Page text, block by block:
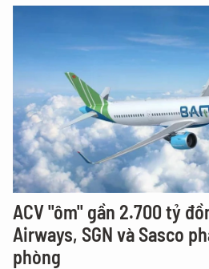
ACV "ôm" gần 2.700 tỷ
Airways, SGN và Sasco
phòng